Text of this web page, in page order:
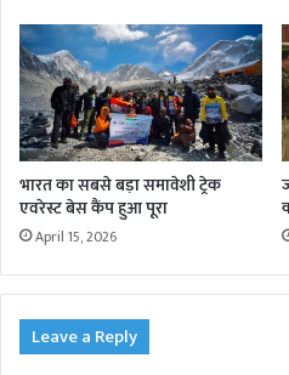
भारत का सबसे बड़ा समावेशी ट्रेक
एवरेस्ट बेस कैंप हुआ पूरा
April 15, 2026
Leave a Reply